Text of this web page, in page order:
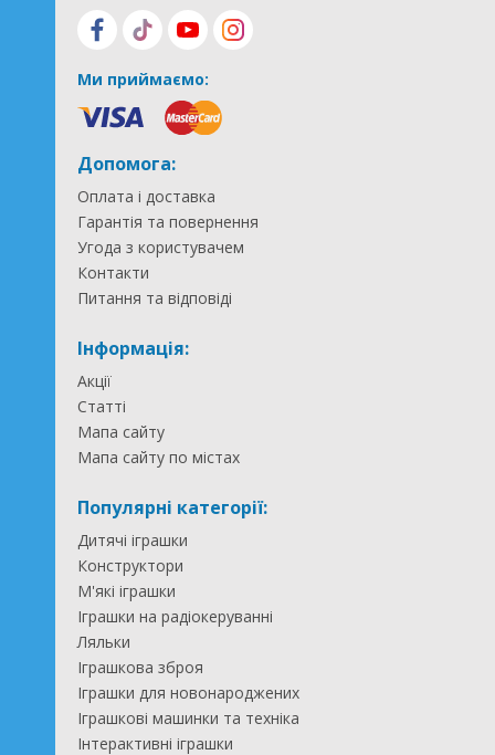
Ми приймаємо:
Допомога:
Оплата і доставка
Гарантія та повернення
Угода з користувачем
Контакти
Питання та відповіді
Інформація:
Акції
Статті
Мапа сайту
Мапа сайту по містах
Популярні категорії:
Дитячі іграшки
Конструктори
М'які іграшки
Іграшки на радіокеруванні
Ляльки
Іграшкова зброя
Іграшки для новонароджених
Іграшкові машинки та техніка
Інтерактивні іграшки